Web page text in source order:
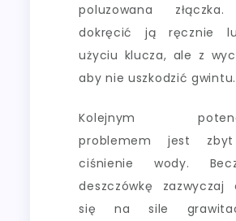
poluzowana
dokręcić ją ręcznie
użyciu klucza, ale z
aby nie uszkodzić gwintu.
Kolejnym
problemem jest
ciśnienie wody.
deszczówkę zazwyczaj
się na sile